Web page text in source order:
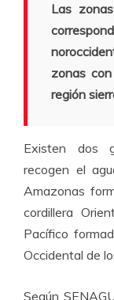
Las
zonas
región
Existen dos
recogen el
Amazonas
cordillera
Pacífico
Occidental de
Según